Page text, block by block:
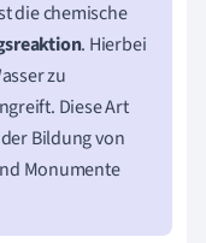
die chemische
. Hierbei
zu
Diese Art
Bildung von
Monumente